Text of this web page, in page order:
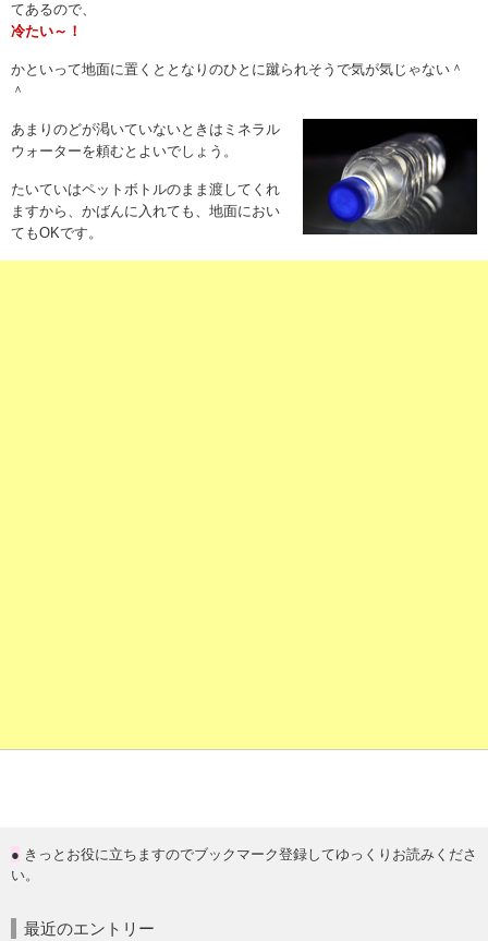
てあるので、
冷たい～！
かといって地面に置くととなりのひとに蹴られそうで気が気じゃない＾
＾
あまりのどが渇いていないときは ミネラル
ウォーターを頼むとよいでしょう。
たいていはペットボトルのまま渡してくれ
ますから、かばんに入れても、地面におい
てもOKです。
● きっとお役に立ちますのでブックマーク登録してゆっくりお読みくださ
い。
最近のエントリー